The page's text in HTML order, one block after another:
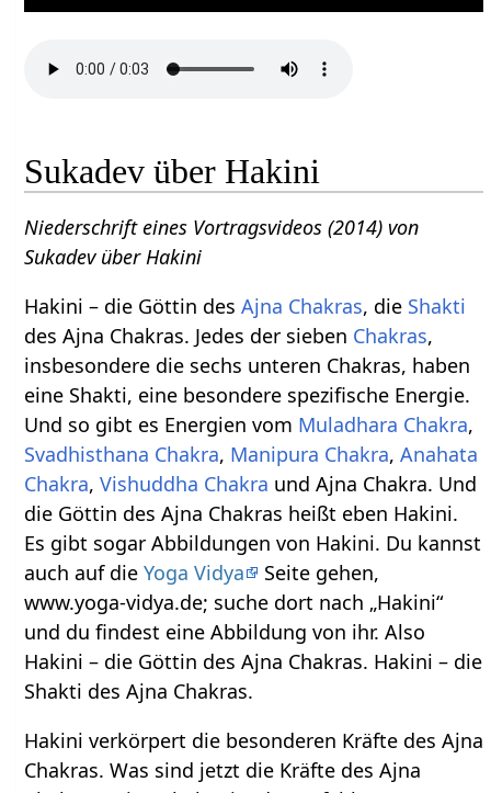
Sukadev über Hakini
Niederschrift eines Vortragsvideos (2014) von
Sukadev über Hakini
Hakini – die Göttin desAjna Chakras, die Shakti
des Ajna Chakras. Jedes der sieben Chakras,
insbesondere die sechs unteren Chakras, haben
eine Shakti, eine besondere spezifische Energie.
Und so gibt es Energien vom Muladhara Chakra,
Svadhisthana Chakra, Manipura Chakra,Anahata
Chakra,Vishuddha Chakra und Ajna Chakra. Und
die Göttin des Ajna Chakras heißt eben Hakini.
Es gibt sogar Abbildungen von Hakini. Du kannst
auch auf dieYoga Vidya
Seite gehen,
www.yoga-vidya.de; suche dort nach „Hakini“
und du findest eine Abbildung von ihr. Also
Hakini – die Göttin des Ajna Chakras. Hakini – die
Shakti des Ajna Chakras.
Hakini verkörpert die besonderen Kräfte des Ajna
Chakras. Was sind jetzt die Kräfte des Ajna